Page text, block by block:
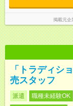
掲載元企
「トラディシ
売スタッフ
派遣 職種未経験OK